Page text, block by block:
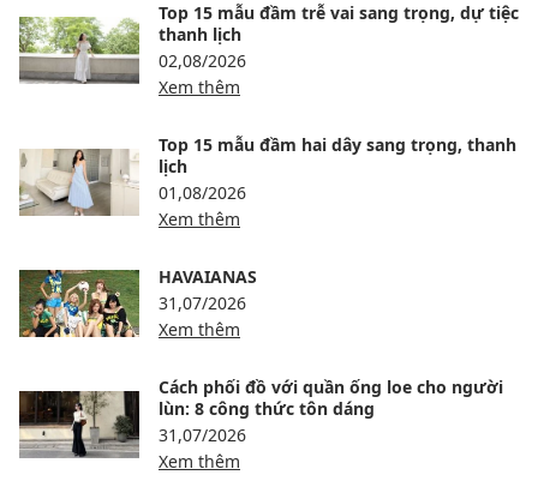
Top 15 mẫu đầm trễ vai sang trọng, dự tiệc
thanh lịch
02,08/2026
Xem thêm
Top 15 mẫu đầm hai dây sang trọng, thanh
lịch
01,08/2026
Xem thêm
HAVAIANAS
31,07/2026
Xem thêm
Cách phối đồ với quần ống loe cho người
lùn: 8 công thức tôn dáng
31,07/2026
Xem thêm